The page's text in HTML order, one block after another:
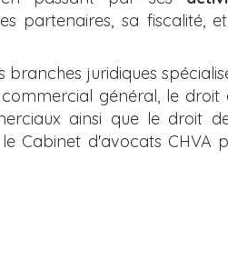
partenaires, sa fiscalité,
juridiques
général, le droit
ainsi que le droit
Cabinet d'avocats CHVA